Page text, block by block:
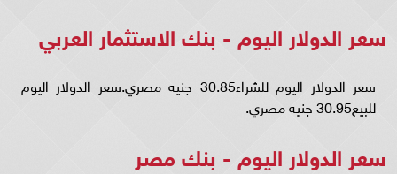
سعر الدولار اليوم - بنك الاستثمار العربي
سعر الدولار اليوم للشراء30.85 جنيه مصري.سعر الدولار اليوم
للبيع30.95 جنيه مصري.
سعر الدولار اليوم - بنك مصر